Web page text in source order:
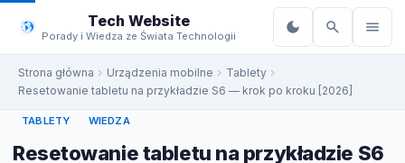
do
treści
Tech Website
Porady i Wiedza ze Świata Technologii
Strona główna Urządzenia mobilne
Tablety
Resetowanie tabletu na przykładzie S6 — krok po kroku [2026]
TABLETY WIEDZA
Resetowanie tabletu na przykładzie S6